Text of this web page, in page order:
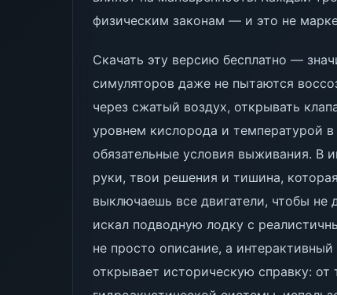
физическим законам — и это не
Скачать эту версию бесплатно —
симуляторов даже не пытаются
через сжатый воздух, открывать
уровнем кислорода и температурой
обязательные условия выживания. В
руки, твои решения и тишина,
выключаешь все двигатели, чтобы не
искал подводную лодку с
не просто описание, а
открывает историческую справку: